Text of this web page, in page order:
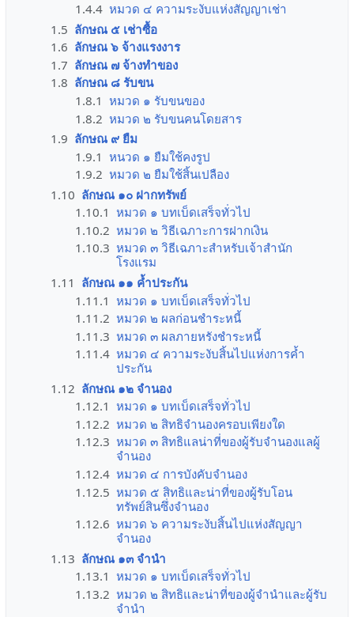
1.4.4 หมวด ๔ ความระงับแห่งสัญญาเช่า
1.5 ลักษณ ๕ เช่าซื้อ
1.6 ลักษณ ๖ จ้างแรงงาร
1.7 ลักษณ ๗ จ้างทำของ
1.8 ลักษณ ๘ รับขน
1.8.1 หมวด ๑ รับขนของ
1.8.2 หมวด ๒ รับขนคนโดยสาร
1.9 ลักษณ ๙ ยืม
1.9.1 หนวด ๑ ยืมใช้คงรูป
1.9.2 หมวด ๒ ยืมใช้สิ้นเปลือง
1.10 ลักษณ ๑๐ ฝากทรัพย์
1.10.1 หมวด ๑ บทเบ็ดเสร็จทั่วไป
1.10.2 หมวด ๒ วิธีเฉภาะการฝากเงิน
1.10.3 หมวด ๓ วิธีเฉภาะสำหรับเจ้าสำนัก
โรงแรม
1.11 ลักษณ ๑๑ ค้ำประกัน
1.11.1 หมวด ๑ บทเบ็ดเสร็จทั่วไป
1.11.2 หมวด ๒ ผลก่อนชำระหนี้
1.11.3 หมวด ๓ ผลภายหรังชำระหนี้
1.11.4 หมวด ๔ ความระงับสิ้นไปแห่งการค้ำ
ประกัน
1.12 ลักษณ ๑๒ จำนอง
1.12.1 หมวด ๑ บทเบ็ดเสร็จทั่วไป
1.12.2 หมวด ๒ สิทธิจำนองครอบเพียงใด
1.12.3 หมวด ๓ สิทธิแลน่าที่ของผู้รับจำนองแลผู้
จำนอง
1.12.4 หมวด ๔ การบังคับจำนอง
1.12.5 หมวด ๕ สิทธิและน่าที่ของผู้รับโอน
ทรัพย์สินซึ่งจำนอง
1.12.6 หมวด ๖ ความระงับสิ้นไปแห่งสัญญา
จำนอง
1.13 ลักษณ ๑๓ จำนำ
1.13.1 หมวด ๑ บทเบ็ดเสร็จทั่วไป
1.13.2 หมวด ๒ สิทธิและน่าที่ของผู้จำนำและผู้รับ
จำนำ